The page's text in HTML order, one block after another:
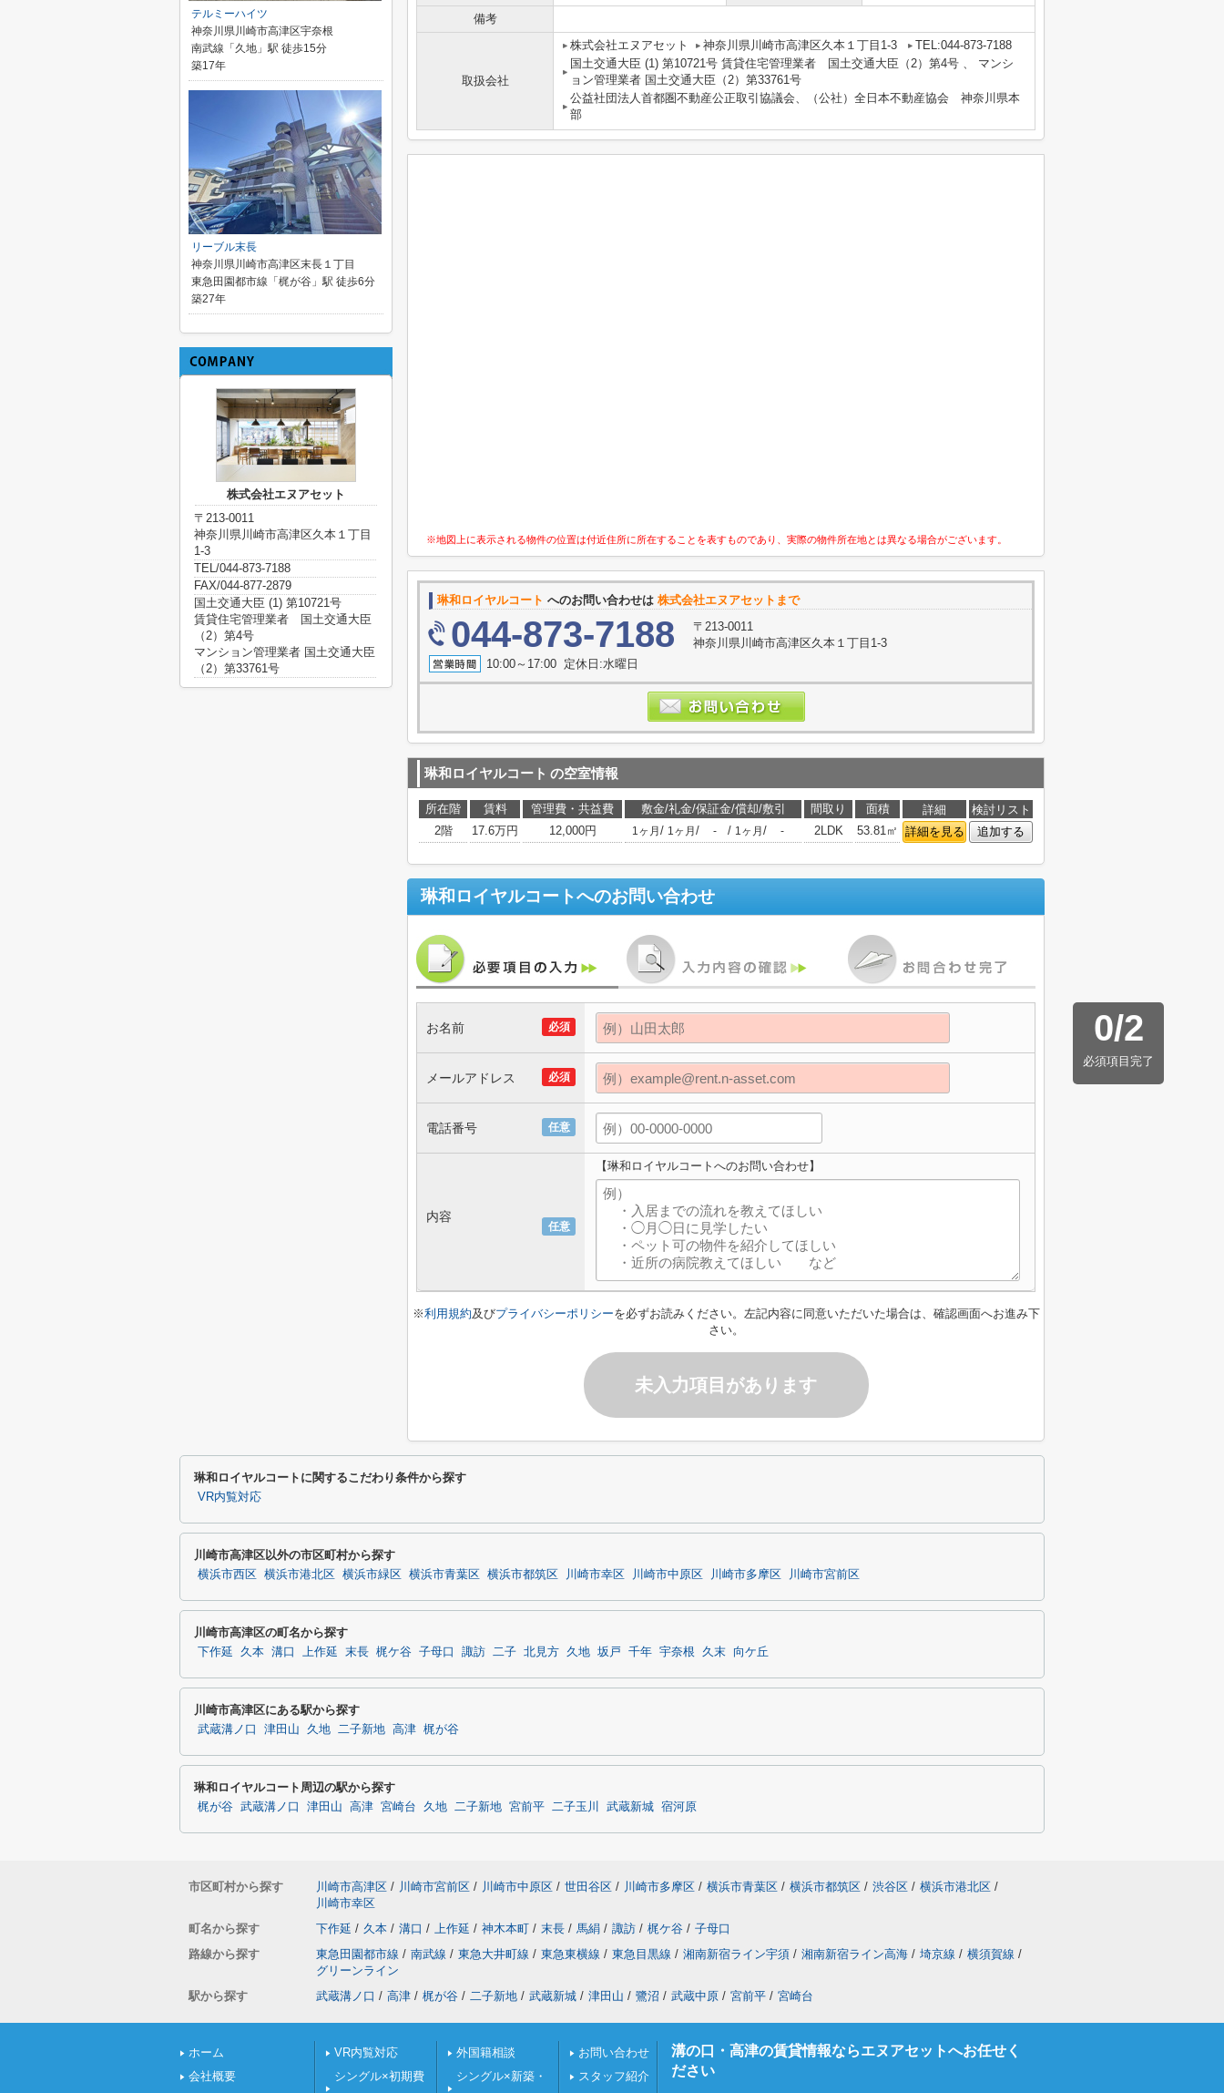
備考
取扱会社
株式会社エヌアセット 神奈川県川崎市高津区久本１丁目1-3
TEL:044-873-7188
国土交通大臣 (1) 第10721号 賃貸住宅管理業者 国土交通大臣（2）第4号 、 マンシ
ョン管理業者 国土交通大臣（2）第33761号
公益社団法人首都圏不動産公正取引協議会、（公社）全日本不動産協会 神奈川県本
部
※地図上に表示される物件の位置は付近住所に所在することを表すものであり、実際の物件所在地とは異なる場合がございます。
琳和ロイヤルコート へのお問い合わせは 株式会社エヌアセットまで
044-873-7188
〒213-0011
神奈川県川崎市高津区久本１丁目1-3
10:00～17:00 定休日:水曜日
琳和ロイヤルコート の空室情報
所在階 賃料 管理費・共益費 敷金/礼金/保証金/償却/敷引 間取り 面積 詳細
検討リスト
2階
17.6万円 12,000円 1ヶ月 / 1ヶ月 / - / 1ヶ月 / - 2LDK 53.81㎡ 詳細を見る 追加する
琳和ロイヤルコートへのお問い合わせ
0/2
必須項目完了
必須
お名前
必須
メールアドレス
任意
電話番号
任意
内容
【琳和ロイヤルコートへのお問い合わせ】
※利用規約及びプライバシーポリシーを必ずお読みください。左記内容に同意いただいた場合は、確認画面へお進み下
さい。
未入力項目があります
テルミーハイツ
神奈川県川崎市高津区宇奈根
南武線「久地」駅 徒歩15分
築17年
リーブル末長
神奈川県川崎市高津区末長１丁目
東急田園都市線「梶が谷」駅 徒歩6分
築27年
株式会社エヌアセット
〒213-0011
神奈川県川崎市高津区久本１丁目
1-3
TEL/044-873-7188
FAX/044-877-2879
国土交通大臣 (1) 第10721号
賃貸住宅管理業者 国土交通大臣
（2）第4号
マンション管理業者 国土交通大臣
（2）第33761号
琳和ロイヤルコートに関するこだわり条件から探す
VR内覧対応
川崎市高津区以外の市区町村から探す
横浜市西区 横浜市港北区 横浜市緑区 横浜市青葉区 横浜市都筑区 川崎市幸区 川崎市中原区 川崎市多摩区 川崎市宮前区
川崎市高津区の町名から探す
下作延 久本 溝口 上作延 末長 梶ケ谷 子母口 諏訪 二子 北見方 久地 坂戸 千年 宇奈根 久末 向ケ丘
川崎市高津区にある駅から探す
武蔵溝ノ口 津田山 久地 二子新地 高津 梶が谷
琳和ロイヤルコート周辺の駅から探す
梶が谷 武蔵溝ノ口 津田山 高津 宮崎台 久地 二子新地 宮前平 二子玉川 武蔵新城 宿河原
市区町村から探す 川崎市高津区 / 川崎市宮前区 / 川崎市中原区 / 世田谷区 / 川崎市多摩区 / 横浜市青葉区 / 横浜市都筑区 / 渋谷区 / 横浜市港北区 /
川崎市幸区
町名から探す
下作延 / 久本 / 溝口 / 上作延 / 神木本町 / 末長 / 馬絹 / 諏訪 / 梶ケ谷 / 子母口
路線から探す
東急田園都市線 / 南武線 / 東急大井町線 / 東急東横線 / 東急目黒線 / 湘南新宿ライン宇須 / 湘南新宿ライン高海 / 埼京線 / 横須賀線 /
グリーンライン
駅から探す
武蔵溝ノ口 / 高津 / 梶が谷 / 二子新地 / 武蔵新城 / 津田山 / 鷺沼 / 武蔵中原 / 宮前平 / 宮崎台
ホーム
会社概要
VR内覧対応
シングル×初期費
外国籍相談
シングル×新築・
お問い合わせ
スタッフ紹介
溝の口・高津の賃貸情報ならエヌアセットへお任せく
ださい